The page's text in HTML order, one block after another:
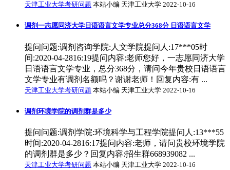
天津工业大学考研问题 本站小编 天津工业大学 2022-10-16
调剂一志愿同济大学日语语言文学专业总分368分 日语语言文学
提问问题:调剂咨询学院:人文学院提问人:17***05时
间:2020-04-2816:19提问内容:老师您好，一志愿同济大学
日语语言文学专业，总分368分，请问今年贵校日语语言
文学专业有调剂名额吗？谢谢老师！回复内容:有 ...
天津工业大学考研问题 本站小编 天津工业大学 2022-10-16
调剂环境学院的调剂群是多少
提问问题:调剂学院:环境科学与工程学院提问人:13***55
时间:2020-04-2816:17提问内容:老师，请问贵校环境学院
的调剂群是多少？回复内容:招生群668939082 ...
天津工业大学考研问题 本站小编 天津工业大学 2022-10-16